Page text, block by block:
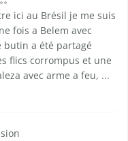
ici au Brésil je me suis
fois a Belem avec
butin a été partagé
flics corrompus et une
avec arme a feu, ...